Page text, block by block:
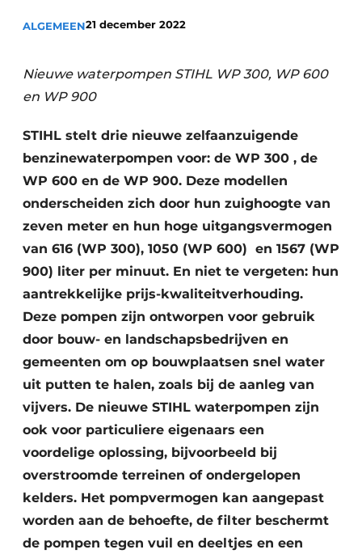
Video’s
ALGEMEEN21 december 2022
Nieuwe waterpompen STIHL WP 300, WP 600
en WP 900
STIHL stelt drie nieuwe zelfaanzuigende
benzinewaterpompen voor: de WP 300 , de
WP 600 en de WP 900. Deze modellen
onderscheiden zich door hun zuighoogte van
zeven meter en hun hoge uitgangsvermogen
van 616 (WP 300), 1050 (WP 600) ​ en 1567 (WP
900) liter per minuut. En niet te vergeten: hun
aantrekkelijke prijs-kwaliteitverhouding.
Deze pompen zijn ontworpen voor gebruik
door bouw- en landschapsbedrijven en
gemeenten om op bouwplaatsen snel water
uit putten te halen, zoals bij de aanleg van
vijvers. De nieuwe STIHL waterpompen zijn
ook voor particuliere eigenaars een
voordelige oplossing, bijvoorbeeld bij
overstroomde terreinen of ondergelopen
kelders. Het pompvermogen kan aangepast
worden aan de behoefte, de filter beschermt
de pompen tegen vuil en deeltjes en een